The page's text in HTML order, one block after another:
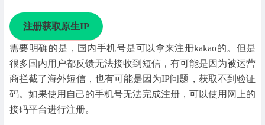
注册获取原生IP
需要明确的是，国内手机号是可以拿来注册kakao的。但是
很多国内用户都反馈无法接收到短信，有可能是因为被运营
商拦截了海外短信，也有可能是因为IP问题，获取不到验证
码。如果使用自己的手机号无法完成注册，可以使用网上的
接码平台进行注册。